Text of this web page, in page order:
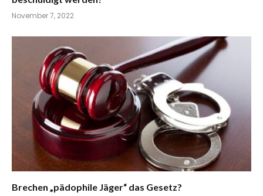
November 7, 2022
Brechen „pädophile Jäger“ das Gesetz?